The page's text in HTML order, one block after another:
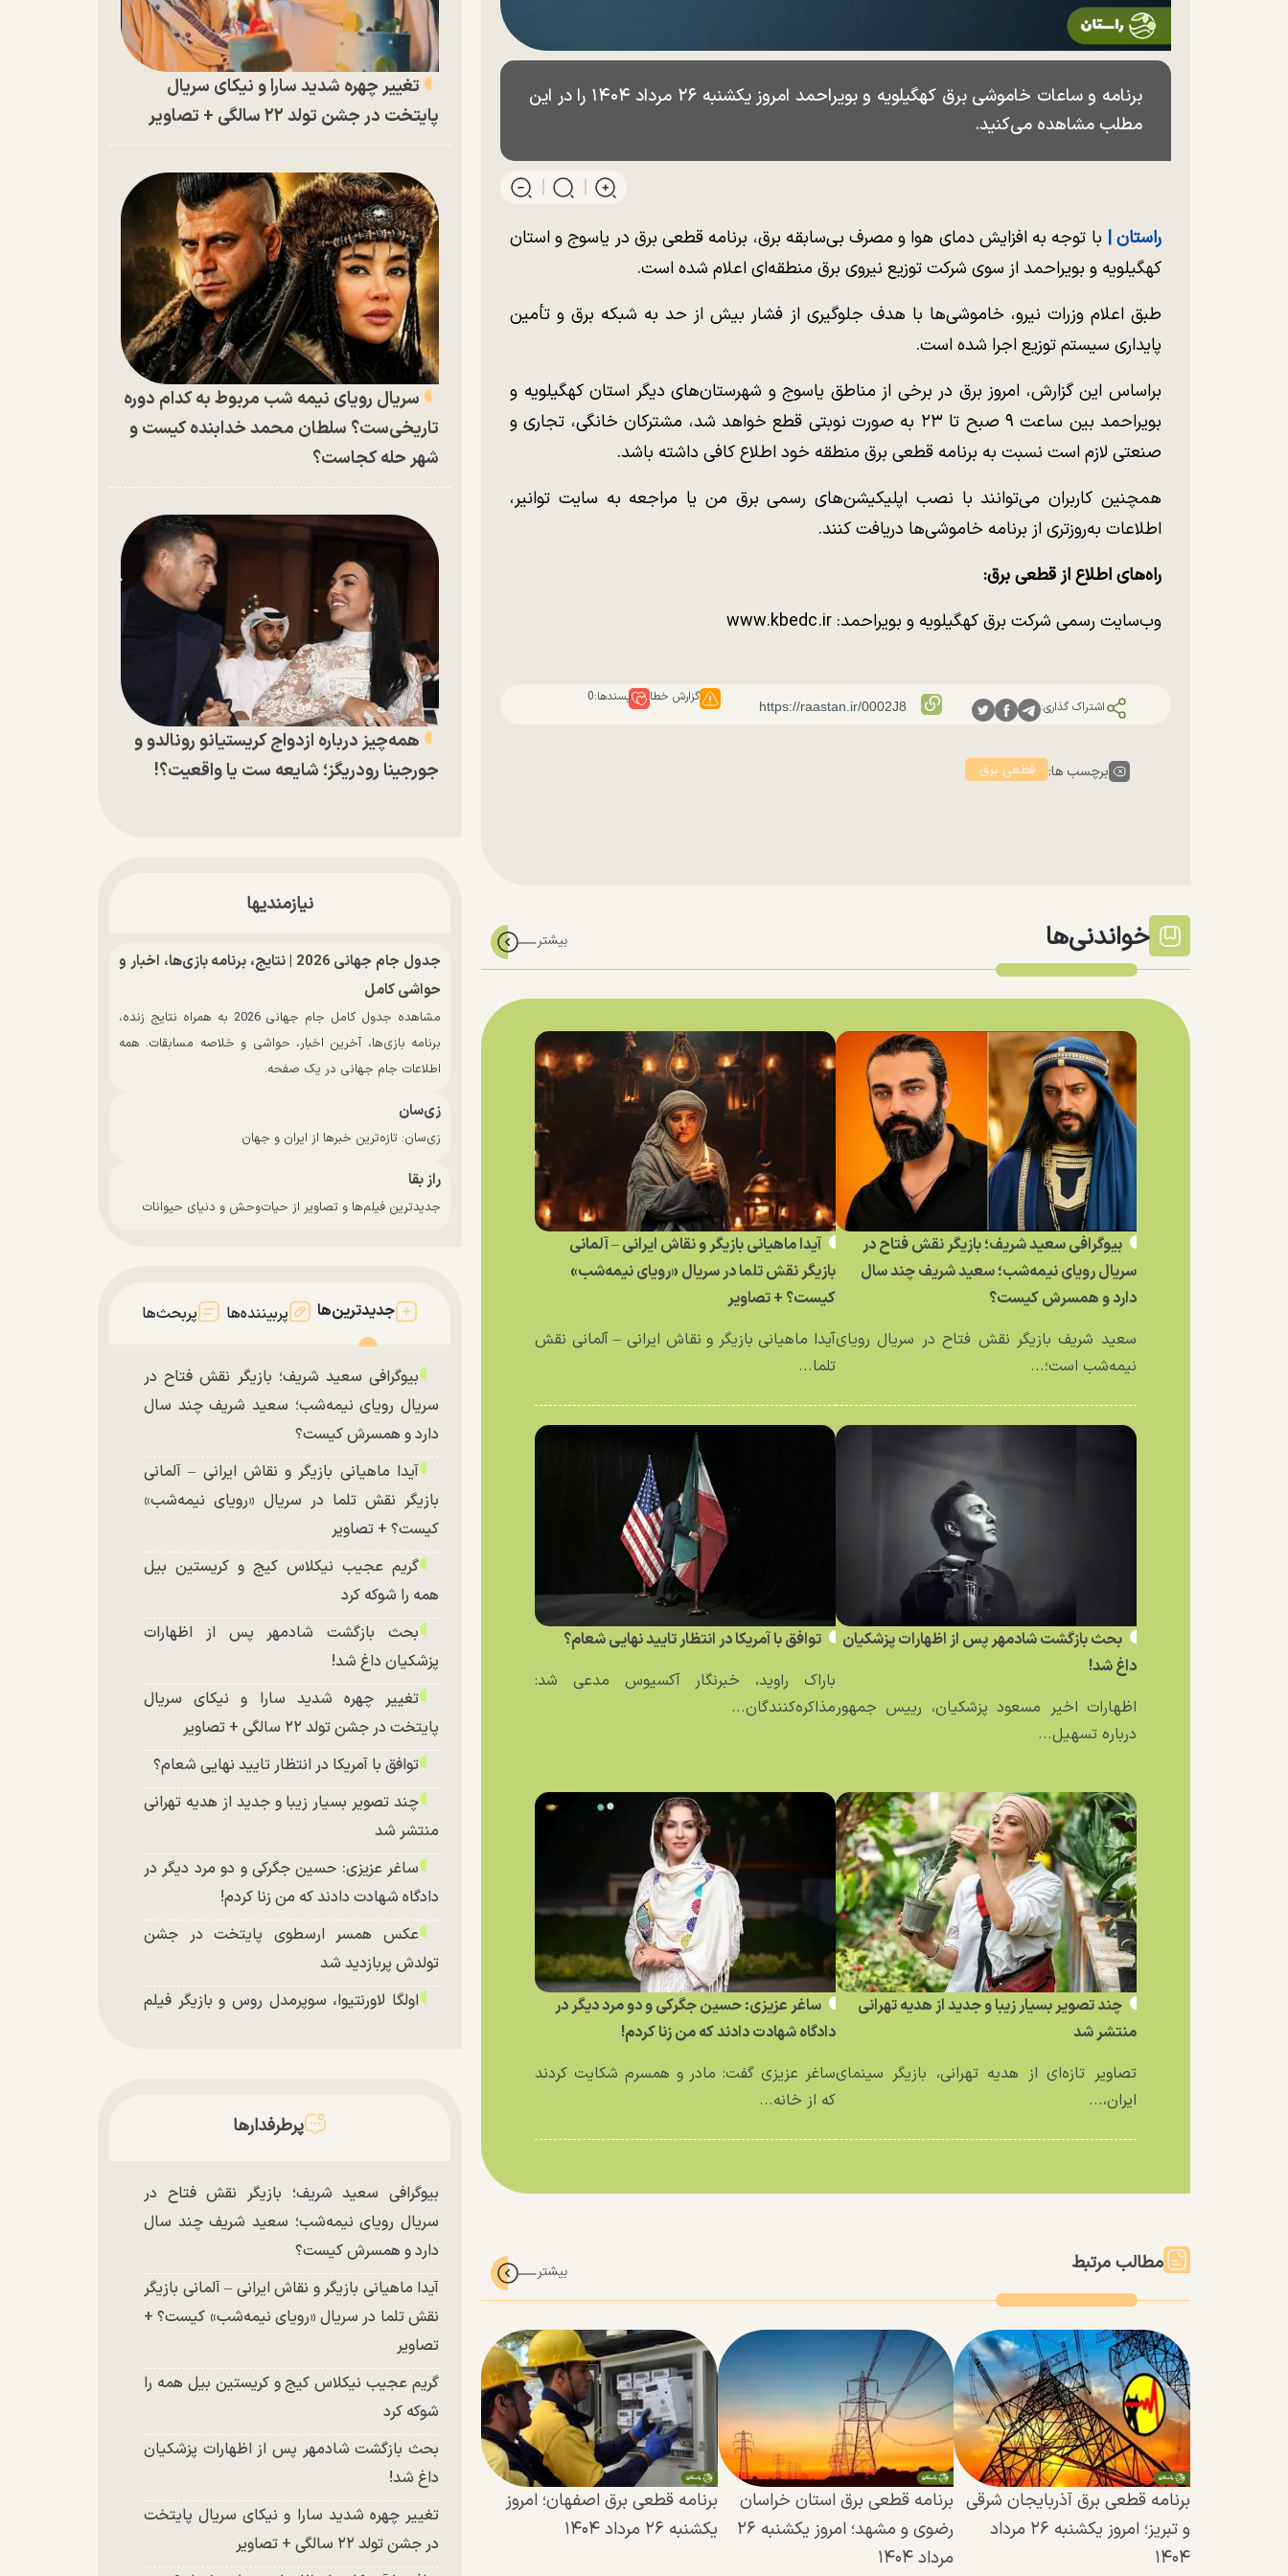
برنامه و ساعات خاموشی برق کهگیلویه و بویراحمد امروز یکشنبه ۲۶ مرداد ۱۴۰۴ را در این
مطلب مشاهده می‌کنید.
راستان | با توجه به افزایش دمای هوا و مصرف بی‌سابقه برق، برنامه قطعی برق در یاسوج و استان
کهگیلویه و بویراحمد از سوی شرکت توزیع نیروی برق منطقه‌ای اعلام شده است.
طبق اعلام وزرات نیرو، خاموشی‌ها با هدف جلوگیری از فشار بیش از حد به شبکه برق و تأمین
پایداری سیستم توزیع اجرا شده است.
براساس این گزارش، امروز برق در برخی از مناطق یاسوج و شهرستان‌های دیگر استان کهگیلویه و
بویراحمد بین ساعت ۹ صبح تا ۲۳ به صورت نوبتی قطع خواهد شد، مشترکان خانگی، تجاری و
صنعتی لازم است نسبت به برنامه قطعی برق منطقه خود اطلاع کافی داشته باشد.
همچنین کاربران می‌توانند با نصب اپلیکیشن‌های رسمی برق من یا مراجعه به سایت توانیر،
اطلاعات به‌روزتری از برنامه خاموشی‌ها دریافت کنند.
راه‌های اطلاع از قطعی برق:
وب‌سایت رسمی شرکت برق کهگیلویه و بویراحمد: www.kbedc.ir
اشتراک گذاری:
گزارش خطا پسندها:0
برچسب ها: قطعی برق
خواندنی‌ها
بیوگرافی سعید شریف؛ بازیگر نقش فتاح در
سریال رویای نیمه‌شب؛ سعید شریف چند سال
دارد و همسرش کیست؟
سعید شریف بازیگر نقش فتاح در سریال رویای
نیمه‌شب است؛...
آیدا ماهیانی بازیگر و نقاش ایرانی – آلمانی
بازیگر نقش تلما در سریال «رویای نیمه‌شب»
کیست؟ + تصاویر
آیدا ماهیانی بازیگر و نقاش ایرانی – آلمانی نقش
تلما...
بحث بازگشت شادمهر پس از اظهارات پزشکیان
داغ شد!
اظهارات اخیر مسعود پزشکیان، رییس جمهور
درباره تسهیل...
توافق با آمریکا در انتظار تایید نهایی شعام؟
باراک راوید، خبرنگار آکسیوس مدعی شد:
مذاکره‌کنندگان...
چند تصویر بسیار زیبا و جدید از هدیه تهرانی
منتشر شد
تصاویر تازه‌ای از هدیه تهرانی، بازیگر سینمای
ایران،...
ساغر عزیزی: حسین جگرکی و دو مرد دیگر در
دادگاه شهادت دادند که من زنا کردم!
ساغر عزیزی گفت: مادر و همسرم شکایت کردند
که از خانه...
مطالب مرتبط
برنامه قطعی برق آذربایجان شرقی
و تبریز؛ امروز یکشنبه ۲۶ مرداد
۱۴۰۴
برنامه قطعی برق استان خراسان
رضوی و مشهد؛ امروز یکشنبه ۲۶
مرداد ۱۴۰۴
برنامه قطعی برق اصفهان؛ امروز
یکشنبه ۲۶ مرداد ۱۴۰۴
تغییر چهره شدید سارا و نیکای سریال
پایتخت در جشن تولد ۲۲ سالگی + تصاویر
سریال رویای نیمه شب مربوط به کدام دوره
تاریخی‌ست؟ سلطان محمد خدابنده کیست و
شهر حله کجاست؟
همه‌چیز درباره ازدواج کریستیانو رونالدو و
جورجینا رودریگز؛ شایعه ست یا واقعیت؟!
نیازمندیها
جدول جام جهانی 2026 | نتایج، برنامه بازی‌ها، اخبار و
حواشی کامل
مشاهده جدول کامل جام جهانی 2026 به همراه نتایج زنده،
برنامه بازی‌ها، آخرین اخبار، حواشی و خلاصه مسابقات. همه
اطلاعات جام جهانی در یک صفحه.
زی‌سان
زی‌سان: تازه‌ترین خبرها از ایران و جهان
راز بقا
جدیدترین فیلم‌ها و تصاویر از حیات‌وحش و دنیای حیوانات
جدیدترین‌ها پربیننده‌ها پربحث‌ها
بیوگرافی سعید شریف؛ بازیگر نقش فتاح در
سریال رویای نیمه‌شب؛ سعید شریف چند سال
دارد و همسرش کیست؟
آیدا ماهیانی بازیگر و نقاش ایرانی – آلمانی
بازیگر نقش تلما در سریال «رویای نیمه‌شب»
کیست؟ + تصاویر
گریم عجیب نیکلاس کیج و کریستین بیل
همه را شوکه کرد
بحث بازگشت شادمهر پس از اظهارات
پزشکیان داغ شد!
تغییر چهره شدید سارا و نیکای سریال
پایتخت در جشن تولد ۲۲ سالگی + تصاویر
توافق با آمریکا در انتظار تایید نهایی شعام؟
چند تصویر بسیار زیبا و جدید از هدیه تهرانی
منتشر شد
ساغر عزیزی: حسین جگرکی و دو مرد دیگر در
دادگاه شهادت دادند که من زنا کردم!
عکس همسر ارسطوی پایتخت در جشن
تولدش پربازدید شد
اولگا لاورنتیوا، سوپرمدل روس و بازیگر فیلم
پرطرفدارها
بیوگرافی سعید شریف؛ بازیگر نقش فتاح در
سریال رویای نیمه‌شب؛ سعید شریف چند سال
دارد و همسرش کیست؟
آیدا ماهیانی بازیگر و نقاش ایرانی – آلمانی بازیگر
نقش تلما در سریال «رویای نیمه‌شب» کیست؟ +
تصاویر
گریم عجیب نیکلاس کیج و کریستین بیل همه را
شوکه کرد
بحث بازگشت شادمهر پس از اظهارات پزشکیان
داغ شد!
تغییر چهره شدید سارا و نیکای سریال پایتخت
در جشن تولد ۲۲ سالگی + تصاویر